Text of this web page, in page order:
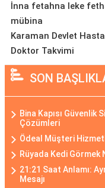
İnna fetahna leke
mübina
Karaman Devlet
Doktor Takvimi
SON
Bina Kapısı Güvenlik
Çözümleri
Ödeal Müşteri
Rüyada Kedi Görmek
21:21 Saat Anlamı:
Mesajı